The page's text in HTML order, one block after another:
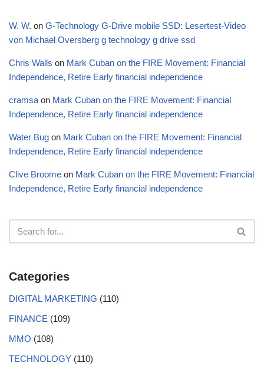
W. W. on G-Technology G-Drive mobile SSD: Lesertest-Video
von Michael Oversberg g technology g drive ssd
Chris Walls on Mark Cuban on the FIRE Movement: Financial
Independence, Retire Early financial independence
cramsa on Mark Cuban on the FIRE Movement: Financial
Independence, Retire Early financial independence
Water Bug on Mark Cuban on the FIRE Movement: Financial
Independence, Retire Early financial independence
Clive Broome on Mark Cuban on the FIRE Movement: Financial
Independence, Retire Early financial independence
Categories
DIGITAL MARKETING (110)
FINANCE (109)
MMO (108)
TECHNOLOGY (110)